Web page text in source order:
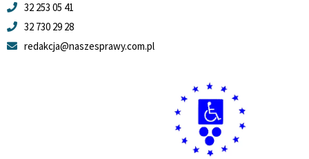
32 253 05 41
32 730 29 28
redakcja@naszesprawy.com.pl